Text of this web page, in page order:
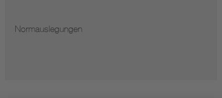
Normauslegungen